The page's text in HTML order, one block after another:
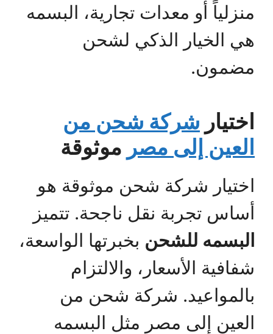
منزلياً أو معدات تجارية، البسمه
هي الخيار الذكي لشحن
مضمون.
اختيار شركة شحن من
العين إلى مصر موثوقة
اختيار شركة شحن موثوقة هو
أساس تجربة نقل ناجحة. تتميز
البسمه للشحن بخبرتها الواسعة،
شفافية الأسعار، والالتزام
بالمواعيد. شركة شحن من
العين إلى مصر مثل البسمه